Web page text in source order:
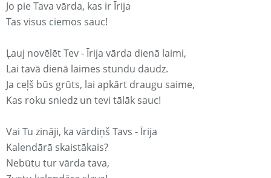
Jo pie Tava vārda, kas ir Īrija
Tas visus ciemos sauc!
Ļauj novēlēt Tev - Īrija vārda dienā laimi,
Lai tavā dienā laimes stundu daudz.
Ja ceļš būs grūts, lai apkārt draugu saime,
Kas roku sniedz un tevi tālāk sauc!
Vai Tu zināji, ka vārdiņš Tavs - Īrija
Kalendārā skaistākais?
Nebūtu tur vārda tava,